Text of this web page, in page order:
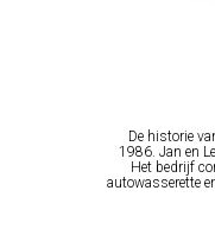
De historie
1986. Jan en
Het bedrijf
autowasserette